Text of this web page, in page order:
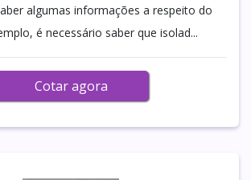
algumas informações a respeito do
é necessário saber que isolad...
Cotar agora